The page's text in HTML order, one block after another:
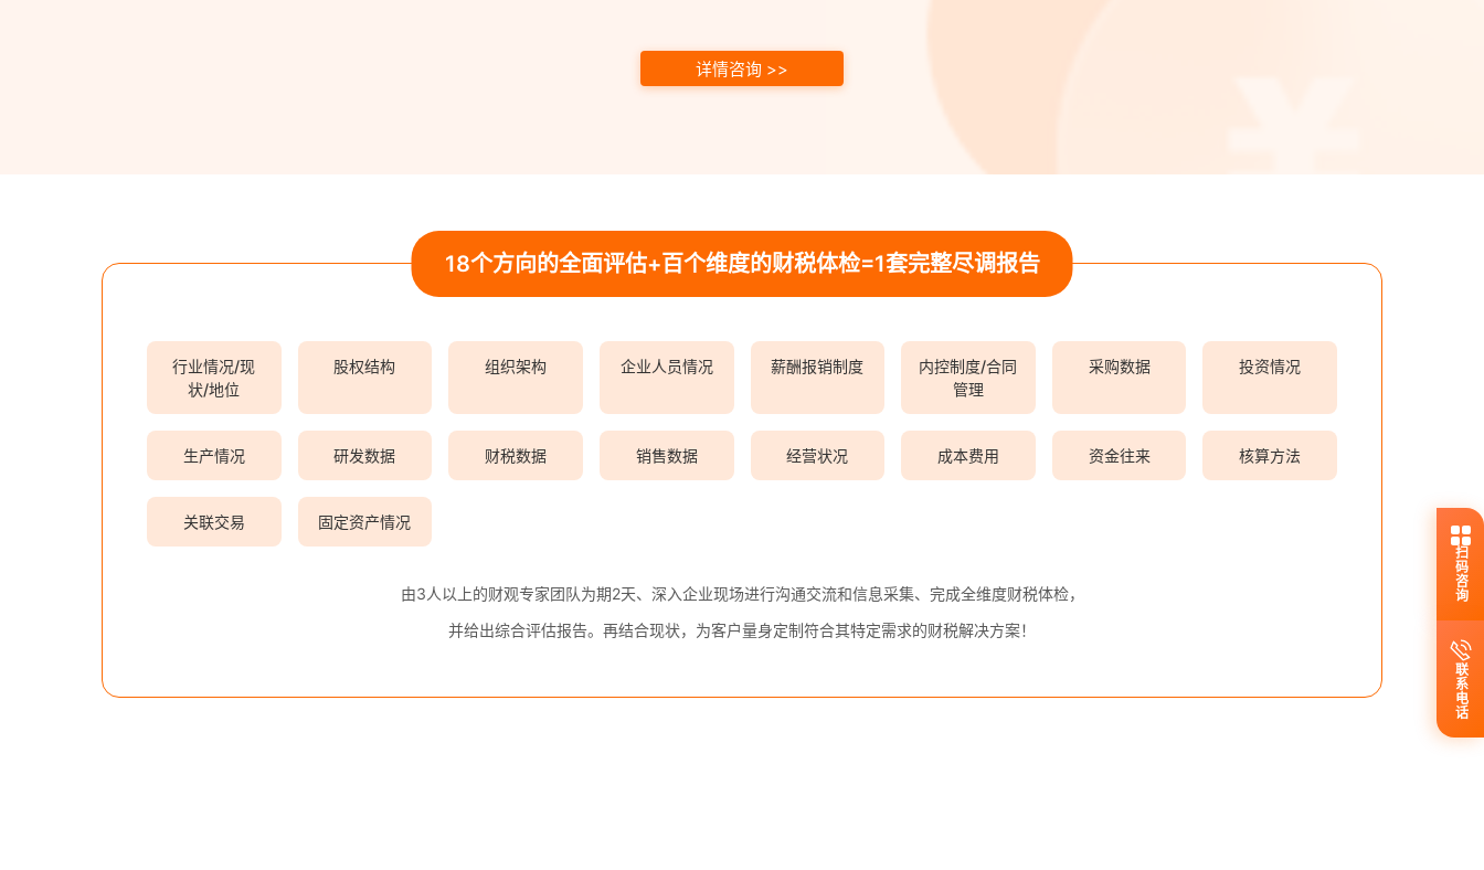
详情咨询 >>
18个方向的全面评估+百个维度的财税体检=1套完整尽调报告
行业情况/现
状/地位
股权结构 组织架构 企业人员情况 薪酬报销制度
内控制度/合同
管理
采购数据 投资情况
生产情况 研发数据 财税数据 销售数据 经营状况 成本费用 资金往来 核算方法
关联交易 固定资产情况
由3人以上的财观专家团队为期2天、深入企业现场进行沟通交流和信息采集、完成全维度财税体检，
并给出综合评估报告。再结合现状，为客户量身定制符合其特定需求的财税解决方案！
扫码咨询
联系电话